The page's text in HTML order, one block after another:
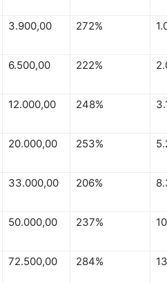
3.900,00 272%
6.500,00 222%
12.000,00 248%
20.000,00 253%
33.000,00 206%
50.000,00 237%
72.500,00 284%